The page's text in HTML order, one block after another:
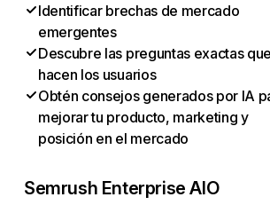
Identificar brechas de mercado
emergentes
Descubre las preguntas exactas
hacen los usuarios
Obtén consejos generados por IA
mejorar tu producto, marketing y
posición en el mercado
Semrush Enterprise AIO